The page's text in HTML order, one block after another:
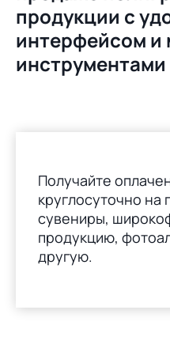
продукции с
интерфейсом
инструментами
Получайте
круглосуточно
сувениры,
продукцию,
другую.